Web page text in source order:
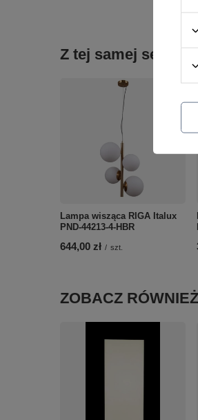
Z tej samej serii:
Lampa wisząca RIGA Italux
PND-44213-4-HBR
644,00 zł / szt.
ZOBACZ RÓWNIEŻ